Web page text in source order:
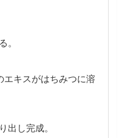
。
エキスがはちみつに溶
出し完成。